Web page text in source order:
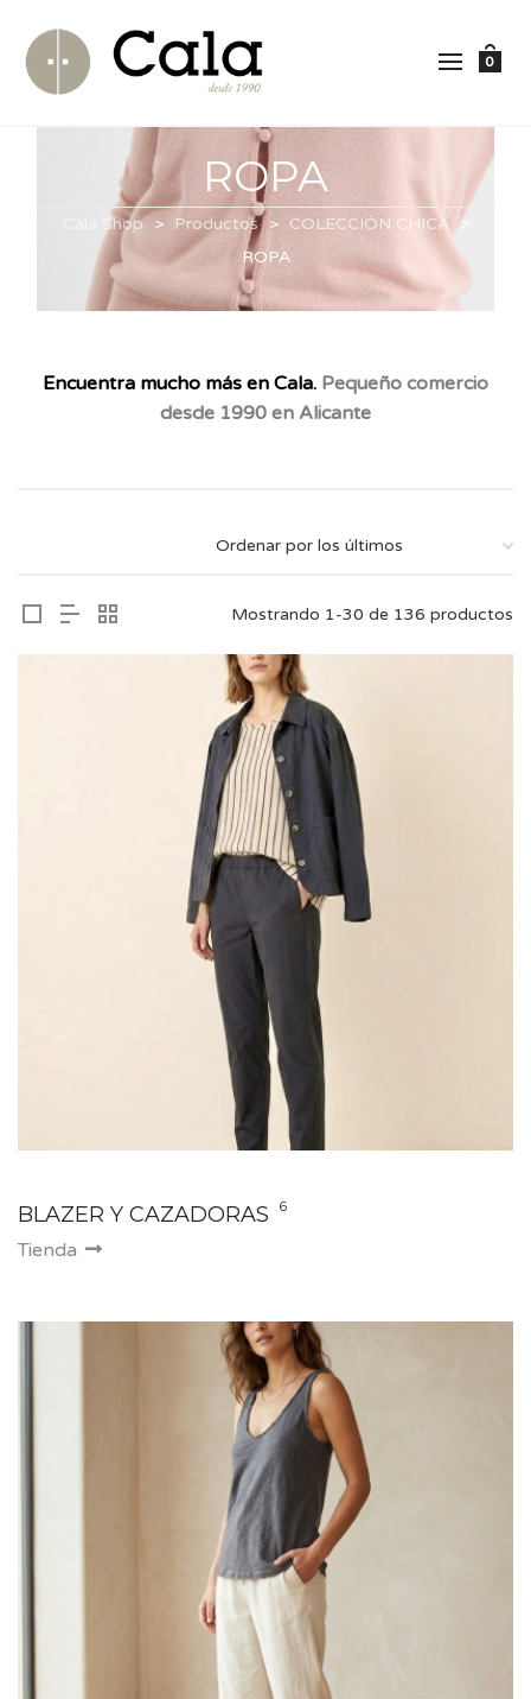
0
ROPA
Cala Shop > Productos > COLECCIÓN CHICA >
ROPA
Encuentra mucho más en Cala. Pequeño comercio
desde 1990 en Alicante
Mostrando 1-30 de 136 productos
BLAZER Y CAZADORAS 6
Tienda